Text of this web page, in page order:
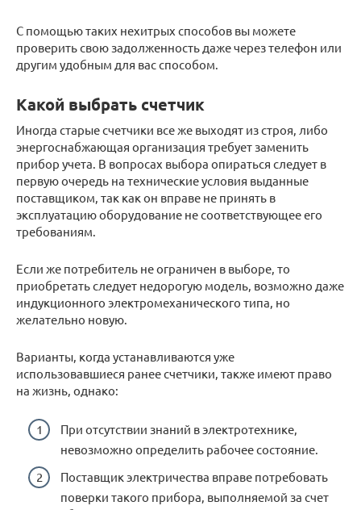
С помощью таких нехитрых способов вы можете
проверить свою задолженность даже через телефон или
другим удобным для вас способом.
Какой выбрать счетчик
Иногда старые счетчики все же выходят из строя, либо
энергоснабжающая организация требует заменить
прибор учета. В вопросах выбора опираться следует в
первую очередь на технические условия выданные
поставщиком, так как он вправе не принять в
эксплуатацию оборудование не соответствующее его
требованиям.
Если же потребитель не ограничен в выборе, то
приобретать следует недорогую модель, возможно даже
индукционного электромеханического типа, но
желательно новую.
Варианты, когда устанавливаются уже
использовавшиеся ранее счетчики, также имеют право
на жизнь, однако:
При отсутствии знаний в электротехнике,
невозможно определить рабочее состояние.
Поставщик электричества вправе потребовать
поверки такого прибора, выполняемой за счет